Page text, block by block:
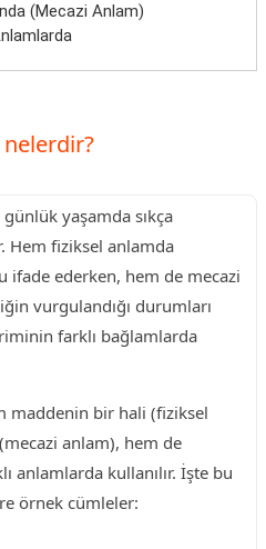
(Mecazi Anlam)
yaşamda sıkça
Hem fiziksel anlamda
ederken, hem de mecazi
vurgulandığı durumları
farklı bağlamlarda
maddenin bir hali (fiziksel
anlam), hem de
anlamlarda kullanılır. İşte bu
örnek cümleler: